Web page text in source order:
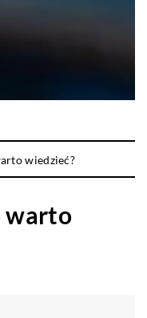
wiedzieć?
warto